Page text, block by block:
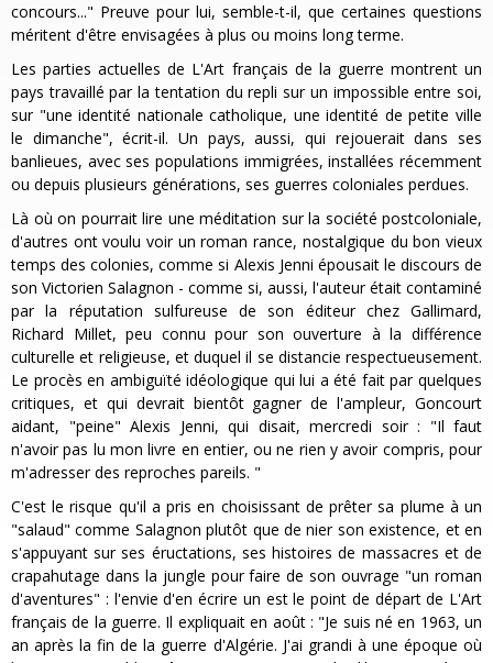
concours..." Preuve pour lui, semble-t-il, que certaines questions
méritent d'être envisagées à plus ou moins long terme.
Les parties actuelles de L'Art français de la guerre montrent un
pays travaillé par la tentation du repli sur un impossible entre soi,
sur "une identité nationale catholique, une identité de petite ville
le dimanche", écrit-il. Un pays, aussi, qui rejouerait dans ses
banlieues, avec ses populations immigrées, installées récemment
ou depuis plusieurs générations, ses guerres coloniales perdues.
Là où on pourrait lire une méditation sur la société postcoloniale,
d'autres ont voulu voir un roman rance, nostalgique du bon vieux
temps des colonies, comme si Alexis Jenni épousait le discours de
son Victorien Salagnon - comme si, aussi, l'auteur était contaminé
par la réputation sulfureuse de son éditeur chez Gallimard,
Richard Millet, peu connu pour son ouverture à la différence
culturelle et religieuse, et duquel il se distancie respectueusement.
Le procès en ambiguïté idéologique qui lui a été fait par quelques
critiques, et qui devrait bientôt gagner de l'ampleur, Goncourt
aidant, "peine" Alexis Jenni, qui disait, mercredi soir : "Il faut
n'avoir pas lu mon livre en entier, ou ne rien y avoir compris, pour
m'adresser des reproches pareils. "
C'est le risque qu'il a pris en choisissant de prêter sa plume à un
"salaud" comme Salagnon plutôt que de nier son existence, et en
s'appuyant sur ses éructations, ses histoires de massacres et de
crapahutage dans la jungle pour faire de son ouvrage "un roman
d'aventures" : l'envie d'en écrire un est le point de départ de L'Art
français de la guerre. Il expliquait en août : "Je suis né en 1963, un
an après la fin de la guerre d'Algérie. J'ai grandi à une époque où